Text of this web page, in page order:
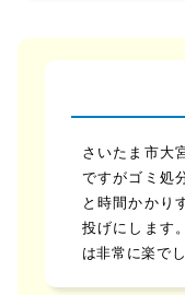
さいたま市大
ですがゴミ処
と時間かかり
投げにします
は非常に楽で